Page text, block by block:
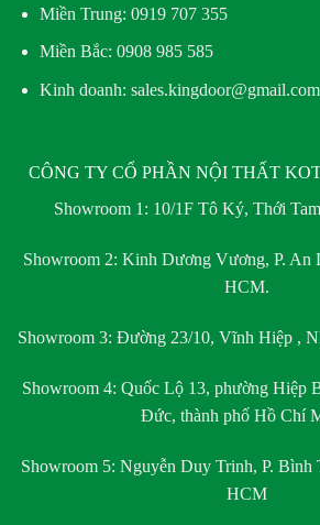
Miền Trung: 0919 707 355
Miền Bắc: 0908 985 585
Kinh doanh: sales.kingdoor@gmail.com
CÔNG TY CỔ PHẦN NỘI THẤT
Showroom 1: 10/1F Tô Ký, Thới
Showroom 2: Kinh Dương Vương, P. An
HCM.
Showroom 3: Đường 23/10, Vĩnh Hiệp ,
Showroom 4: Quốc Lộ 13, phường Hiệp
Đức, thành phố Hồ Chí
Showroom 5: Nguyễn Duy Trinh, P.
HCM